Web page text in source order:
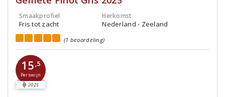
Smaakprofiel
Fris tot zacht
Herkomst
Nederland - Zeeland
(1 beoordeling)
15 ,5
Perswijn
2025